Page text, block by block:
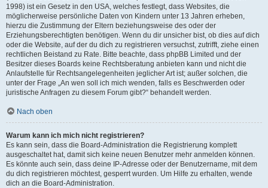
1998) ist ein Gesetz in den USA, welches festlegt, dass Websites, die
möglicherweise persönliche Daten von Kindern unter 13 Jahren erheben,
hierzu die Zustimmung der Eltern beziehungsweise des oder der
Erziehungsberechtigten benötigen. Wenn du dir unsicher bist, ob dies auf dich
oder die Website, auf der du dich zu registrieren versuchst, zutrifft, ziehe einen
rechtlichen Beistand zu Rate. Bitte beachte, dass phpBB Limited und der
Besitzer dieses Boards keine Rechtsberatung anbieten kann und nicht die
Anlaufstelle für Rechtsangelegenheiten jeglicher Art ist; außer solchen, die
unter der Frage „An wen soll ich mich wenden, falls es Beschwerden oder
juristische Anfragen zu diesem Forum gibt?“ behandelt werden.
Nach oben
Warum kann ich mich nicht registrieren?
Es kann sein, dass die Board-Administration die Registrierung komplett
ausgeschaltet hat, damit sich keine neuen Benutzer mehr anmelden können.
Es könnte auch sein, dass deine IP-Adresse oder der Benutzername, mit dem
du dich registrieren möchtest, gesperrt wurden. Um Hilfe zu erhalten, wende
dich an die Board-Administration.